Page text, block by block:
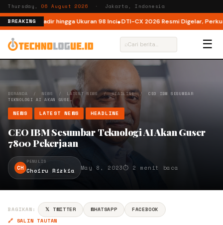
Thursday,06 August 2026 · Jakarta, Indonesia
BREAKING
Kini Hadir hingga Ukuran 98 Inci DTI-CX 2026 Resmi Digelar, Perkuat
⌕ ☰
BERANDA / NEWS / LATEST NEWS /HEADLINE/CEO IBM SESUMBAR
TEKNOLOGI AI AKAN GUSE…
NEWS LATEST NEWS HEADLINE
CEO IBM Sesumbar Teknologi AI Akan Guser
7800 Pekerjaan
CH
PENULIS
Choiru Rizkia May 8, 2023⏱ 2 menit baca
BAGIKAN: 𝕏 TWITTER WHATSAPP
FACEBOOK
🔗 SALIN TAUTAN